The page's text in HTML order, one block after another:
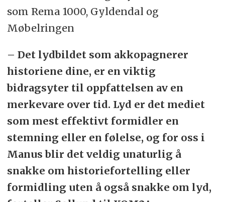
som Rema 1000, Gyldendal og
Møbelringen
– Det lydbildet som akkopagnerer
historiene dine, er en viktig
bidragsyter til oppfattelsen av en
merkevare over tid. Lyd er det mediet
som mest effektivt formidler en
stemning eller en følelse, og for oss i
Manus blir det veldig unaturlig å
snakke om historiefortelling eller
formidling uten å også snakke om lyd,